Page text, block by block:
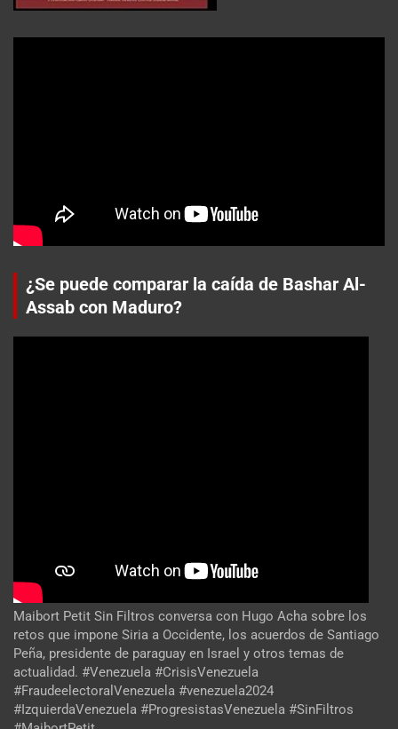
¿Se puede comparar la caída de Bashar Al-
Assab con Maduro?
Maibort Petit Sin Filtros conversa con Hugo Acha sobre los
retos que impone Siria a Occidente, los acuerdos de Santiago
Peña, presidente de paraguay en Israel y otros temas de
actualidad. #Venezuela #CrisisVenezuela
#FraudeelectoralVenezuela #venezuela2024
#IzquierdaVenezuela #ProgresistasVenezuela #SinFiltros